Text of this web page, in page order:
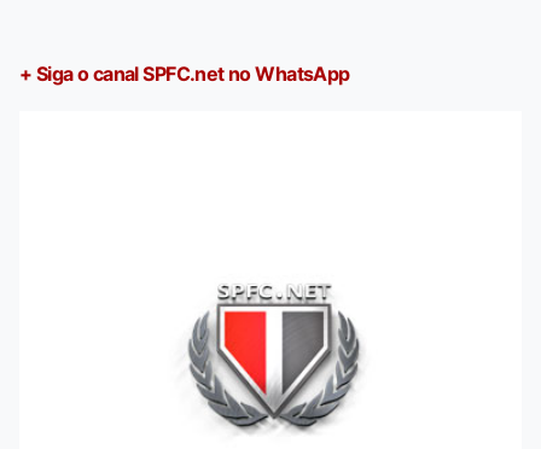
+ Siga o canal SPFC.net no WhatsApp